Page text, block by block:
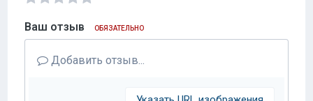
Ваш отзыв ОБЯЗАТЕЛЬНО
Добавить отзыв...